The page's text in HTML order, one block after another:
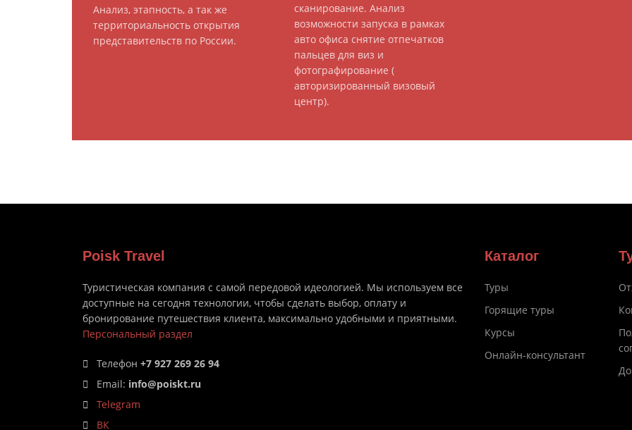
Анализ, этапность, а так же
территориальность открытия
представительств по России.
сканирование. Анализ
возможности запуска в рамках
авто офиса снятие отпечатков
пальцев для виз и
фотографирование (
авторизированный визовый
центр).
Poisk Travel
Туристическая компания с самой передовой идеологией. Мы используем все
доступные на сегодня технологии, чтобы сделать выбор, оплату и
бронирование путешествия клиента, максимально удобными и приятными.
Персональный раздел
Телефон +7 927 269 26 94
Email: info@poiskt.ru
Telegram
ВК
Каталог
Туры
Горящие туры
Курсы
Онлайн-консультант